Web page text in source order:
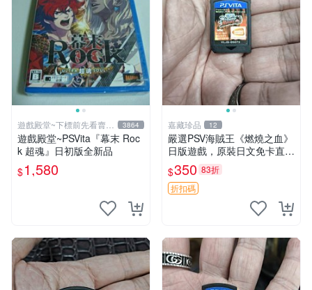
遊戲殿堂~下標前先看賣場
關於我
3864
遊戲殿堂~PSVita『幕末 Roc
k 超魂』日初版全新品
$1,580
嘉藏珍品 12
嚴選PSV海賊王《燃燒之血》
日版遊戲，原裝日文免卡直玩
海賊王 PSV 測試版 游戲
$350 83折
折扣碼